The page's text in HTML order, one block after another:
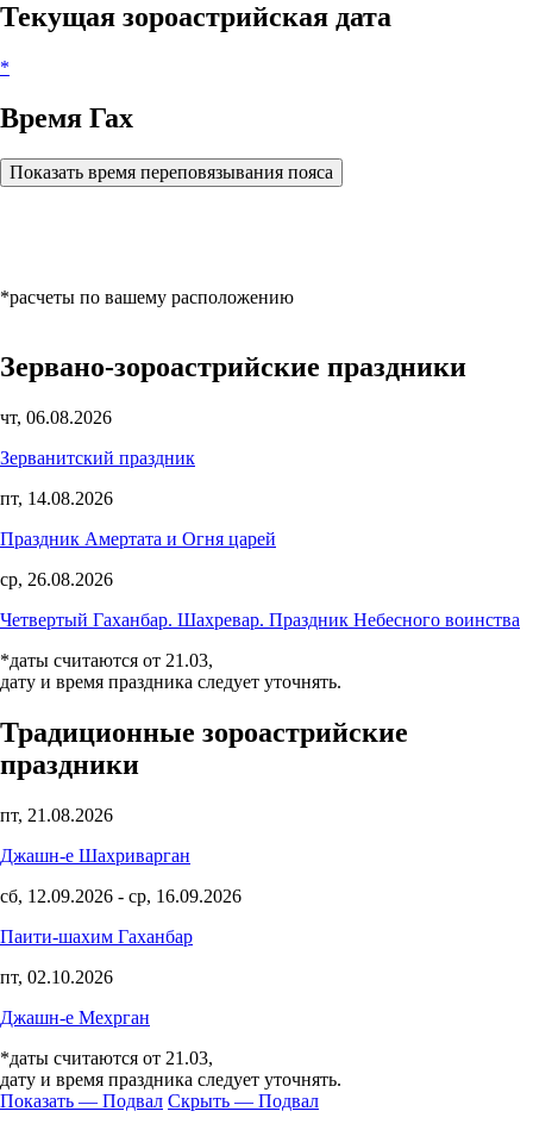
Текущая зороастрийская дата
*
Время Гах
Показать время переповязывания пояса
*расчеты по вашему расположению
Зервано-зороастрийские праздники
чт, 06.08.2026
Зерванитский праздник
пт, 14.08.2026
Праздник Амертата и Огня царей
ср, 26.08.2026
Четвертый Гаханбар. Шахревар. Праздник Небесного воинства
*даты считаются от 21.03,
дату и время праздника следует уточнять.
Традиционные зороастрийские
праздники
пт, 21.08.2026
Джашн-е Шахриварган
сб, 12.09.2026 - ср, 16.09.2026
Паити-шахим Гаханбар
пт, 02.10.2026
Джашн-е Мехрган
*даты считаются от 21.03,
дату и время праздника следует уточнять.
Показать — Подвал Скрыть — Подвал